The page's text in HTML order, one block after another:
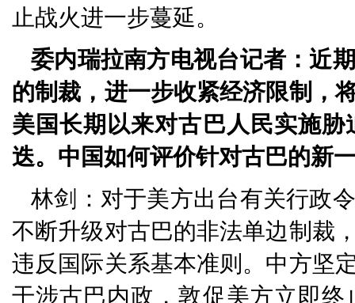
止战火进一步蔓延。
委内瑞拉南方电视台记者：近
的制裁，进一步收紧经济限制，
美国长期以来对古巴人民实施
迭。中国如何评价针对古巴的新
林剑：对于美方出台有关行政
不断升级对古巴的非法单边制裁
违反国际关系基本准则。中方坚
干涉古巴内政，敦促美方立即